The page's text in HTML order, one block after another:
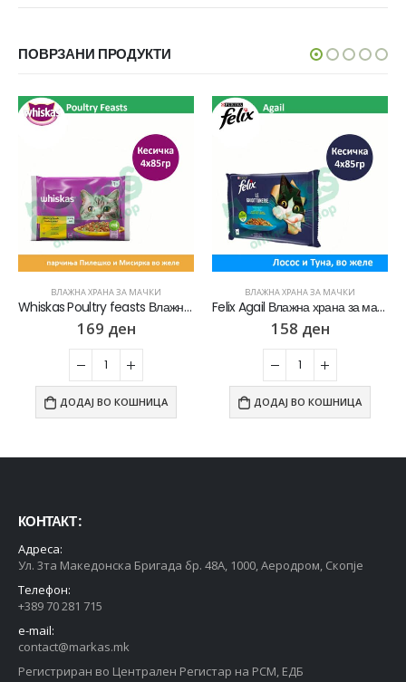
ПОВРЗАНИ ПРОДУКТИ
ВЛАЖНА ХРАНА ЗА МАЧКИ
Whiskas Poultry feasts Влажна храна за Возрасни мачки со Парчиња Пилешко и Мисирка во желе [Кесичка 4×85гр]
169 ден
ДОДАЈ ВО КОШНИЦА
ВЛАЖНА ХРАНА ЗА МАЧКИ
Felix Agail Влажна храна за мачки со Лосос, Туна во желе [Кесичка 4×85гр]
158 ден
ДОДАЈ ВО КОШНИЦА
КОНТАКТ :
Адреса:
Ул. 3та Македонска Бригада бр. 48А, 1000, Аеродром, Скопје
Телефон:
+389 70 281 715
e-mail:
contact@markas.mk
Регистриран во Централен Регистар на РСМ, ЕДБ